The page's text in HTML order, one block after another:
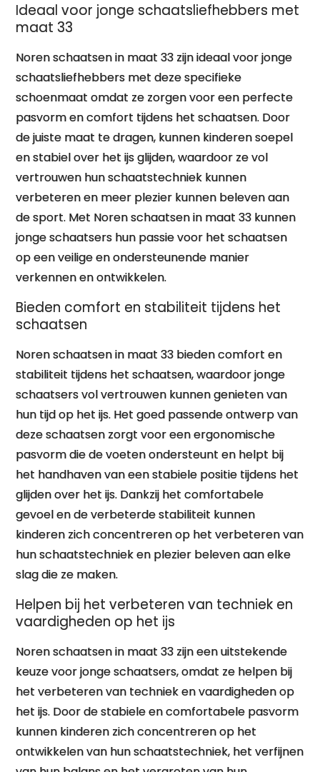
Ideaal voor jonge schaatsliefhebbers met
maat 33
Noren schaatsen in maat 33 zijn ideaal voor jonge
schaatsliefhebbers met deze specifieke
schoenmaat omdat ze zorgen voor een perfecte
pasvorm en comfort tijdens het schaatsen. Door
de juiste maat te dragen, kunnen kinderen soepel
en stabiel over het ijs glijden, waardoor ze vol
vertrouwen hun schaatstechniek kunnen
verbeteren en meer plezier kunnen beleven aan
de sport. Met Noren schaatsen in maat 33 kunnen
jonge schaatsers hun passie voor het schaatsen
op een veilige en ondersteunende manier
verkennen en ontwikkelen.
Bieden comfort en stabiliteit tijdens het
schaatsen
Noren schaatsen in maat 33 bieden comfort en
stabiliteit tijdens het schaatsen, waardoor jonge
schaatsers vol vertrouwen kunnen genieten van
hun tijd op het ijs. Het goed passende ontwerp van
deze schaatsen zorgt voor een ergonomische
pasvorm die de voeten ondersteunt en helpt bij
het handhaven van een stabiele positie tijdens het
glijden over het ijs. Dankzij het comfortabele
gevoel en de verbeterde stabiliteit kunnen
kinderen zich concentreren op het verbeteren van
hun schaatstechniek en plezier beleven aan elke
slag die ze maken.
Helpen bij het verbeteren van techniek en
vaardigheden op het ijs
Noren schaatsen in maat 33 zijn een uitstekende
keuze voor jonge schaatsers, omdat ze helpen bij
het verbeteren van techniek en vaardigheden op
het ijs. Door de stabiele en comfortabele pasvorm
kunnen kinderen zich concentreren op het
ontwikkelen van hun schaatstechniek, het verfijnen